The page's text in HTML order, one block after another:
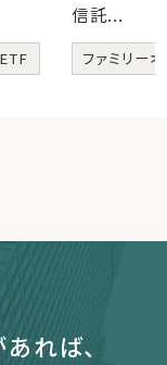
信託...
ファミリー
れば、